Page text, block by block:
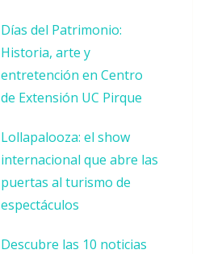
Días del Patrimonio:
Historia, arte y
entretención en Centro
de Extensión UC Pirque
Lollapalooza: el show
internacional que abre las
puertas al turismo de
espectáculos
Descubre las 10 noticias